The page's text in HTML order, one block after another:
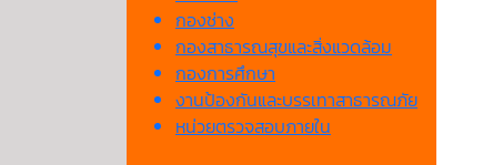
กองช่าง
กองสาธารณสุขและสิ่งแวดล้อม
กองการศึกษา
งานป้องกันและบรรเทาสาธารณภัย
หน่วยตรวจสอบภายใน